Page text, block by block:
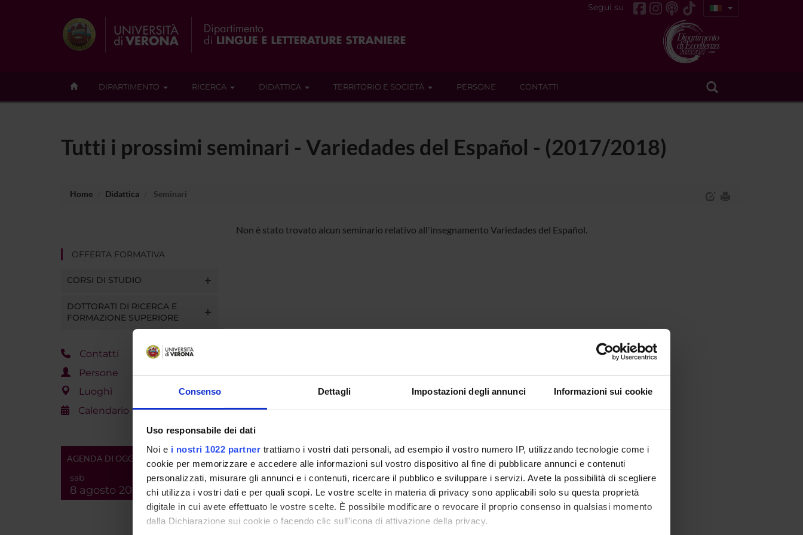
Consenso Dettagli Impostazioni degli annunci Informazioni sui cookie
Uso responsabile dei dati
Noi e i nostri 1022 partner trattiamo i vostri dati personali, ad esempio il vostro numero IP, utilizzando tecnologie come i
cookie per memorizzare e accedere alle informazioni sul vostro dispositivo al fine di pubblicare annunci e contenuti
personalizzati, misurare gli annunci e i contenuti, ricercare il pubblico e sviluppare i servizi. Avete la possibilità di scegliere
chi utilizza i vostri dati e per quali scopi. Le vostre scelte in materia di privacy sono applicabili solo su questa proprietà
digitale in cui avete effettuato le vostre scelte. È possibile modificare o revocare il proprio consenso in qualsiasi momento
dalla Dichiarazione sui cookie o facendo clic sull'icona di attivazione della privacy.
Segui su
DIPARTIMENTO RICERCA DIDATTICA TERRITORIO E SOCIETÀ PERSONE CONTATTI
Tutti i prossimi seminari - Variedades del Español - (2017/2018)
Home Didattica Seminari
OFFERTA FORMATIVA
CORSI DI STUDIO
DOTTORATI DI RICERCA E
FORMAZIONE SUPERIORE
Contatti
Persone
Luoghi
Calendario
AGENDA DI OGGI
sab
8 agosto 2026
Non è stato trovato alcun seminario relativo all'insegnamento Variedades del Español.